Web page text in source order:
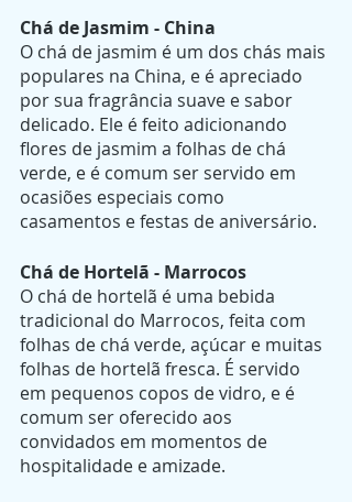
Chá de Jasmim - China
O chá de jasmim é um dos chás mais
populares na China, e é apreciado
por sua fragrância suave e sabor
delicado. Ele é feito adicionando
flores de jasmim a folhas de chá
verde, e é comum ser servido em
ocasiões especiais como
casamentos e festas de aniversário.
Chá de Hortelã - Marrocos
O chá de hortelã é uma bebida
tradicional do Marrocos, feita com
folhas de chá verde, açúcar e muitas
folhas de hortelã fresca. É servido
em pequenos copos de vidro, e é
comum ser oferecido aos
convidados em momentos de
hospitalidade e amizade.